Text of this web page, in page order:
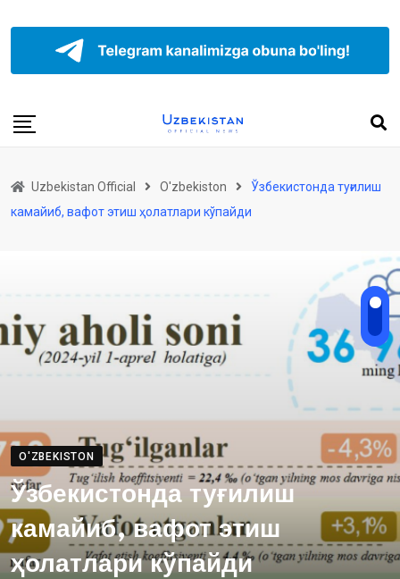
Uzbekistan Official O'zbekiston
Ўзбекистонда туғилиш
камайиб, вафот этиш ҳолатлари кўпайди
O'ZBEKISTON
Ўзбекистонда туғилиш
камайиб, вафот этиш
ҳолатлари кўпайди